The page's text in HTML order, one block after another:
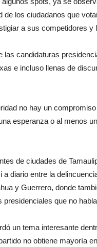
de los ciudadanos que
a sus competidores
las candidaturas
e incluso llenas de
no hay un
esperanza o al menos
de ciudades de
diario entre la
y Guerrero, donde
que no
un tema interesante
no obtiene mayoría